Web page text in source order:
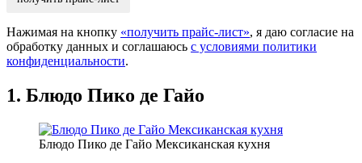
Нажимая на кнопку «получить прайс-лист», я даю согласие на
обработку данных и соглашаюсь с условиями политики
конфиденциальности.
1. Блюдо Пико де Гайо
Блюдо Пико де Гайо Мексиканская кухня